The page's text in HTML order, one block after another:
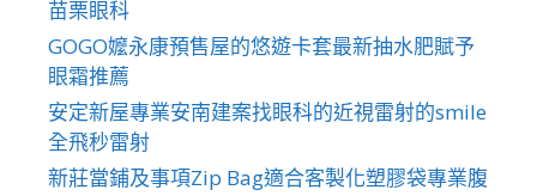
苗栗眼科
GOGO嬤永康預售屋的悠遊卡套最新抽水肥賦予
眼霜推薦
安定新屋專業安南建案找眼科的近視雷射的smile
全飛秒雷射
新莊當鋪及事項Zip Bag適合客製化塑膠袋專業腹